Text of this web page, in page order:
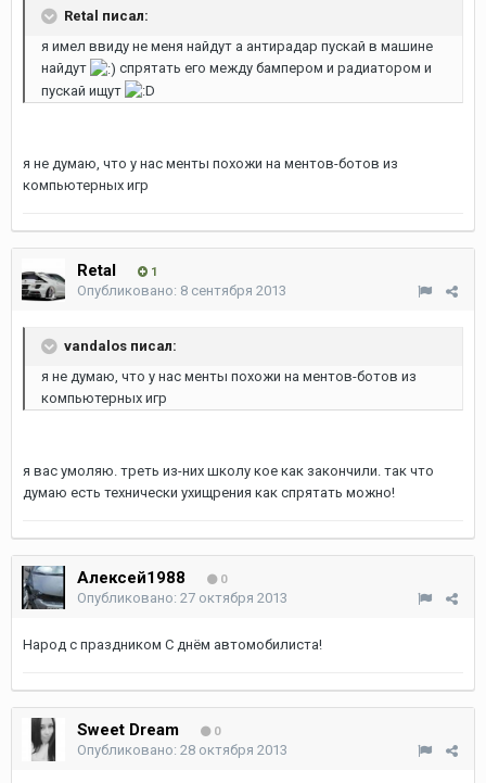
Retal писал:
я имел ввиду не меня найдут а антирадар пускай в машине
найдут
спрятать его между бампером и радиатором и
пускай ищут
я не думаю, что у нас менты похожи на ментов-ботов из
компьютерных игр
Retal 1
Опубликовано: 8 сентября 2013
vandalos писал:
я не думаю, что у нас менты похожи на ментов-ботов из
компьютерных игр
я вас умоляю. треть из-них школу кое как закончили. так что
думаю есть технически ухищрения как спрятать можно!
Алексей1988 0
Опубликовано: 27 октября 2013
Народ с праздником С днём автомобилиста!
Sweet Dream 0
Опубликовано: 28 октября 2013